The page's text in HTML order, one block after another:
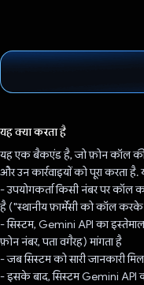
यह क्या करता है
यह एक बैकएंड है, जो फ़ोन कॉल की
और उन कार्रवाइयों को पूरा करता
- उपयोगकर्ता किसी नंबर पर कॉल
है ("स्थानीय फ़ार्मेसी को कॉल
- सिस्टम, Gemini API का
फ़ोन नंबर, पता वगैरह) मांगता है
- जब सिस्टम को सारी जानकारी
- इसके बाद, सिस्टम Gemini API